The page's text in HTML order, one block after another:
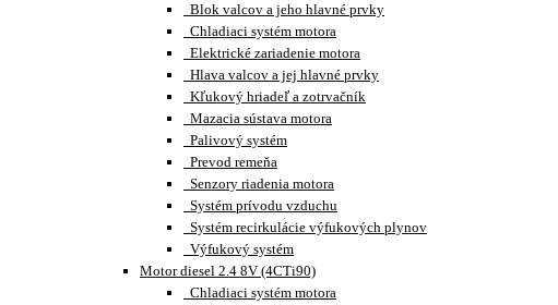
Blok valcov a jeho hlavné prvky
Chladiaci systém motora
Elektrické zariadenie motora
Hlava valcov a jej hlavné prvky
Kľukový hriadeľ a zotrvačník
Mazacia sústava motora
Palivový systém
Prevod remeňa
Senzory riadenia motora
Systém prívodu vzduchu
Systém recirkulácie výfukových plynov
Výfukový systém
Motor diesel 2.4 8V (4CTi90)
Chladiaci systém motora